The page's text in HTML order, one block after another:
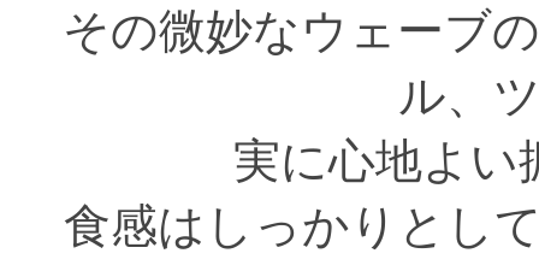
その微妙なウェーブ
ル、
実に心地よい
食感はしっかりとし